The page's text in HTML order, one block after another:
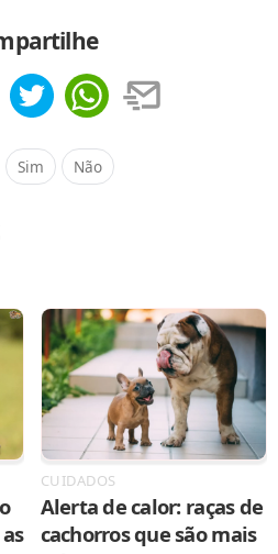
Sim Não
CUIDADOS
Alerta de calor: raças de
cachorros que são mais